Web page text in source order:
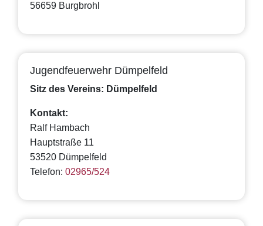
56659 Burgbrohl
Jugendfeuerwehr Dümpelfeld
Sitz des Vereins: Dümpelfeld
Kontakt:
Ralf Hambach
Hauptstraße 11
53520 Dümpelfeld
Telefon: 02965/524